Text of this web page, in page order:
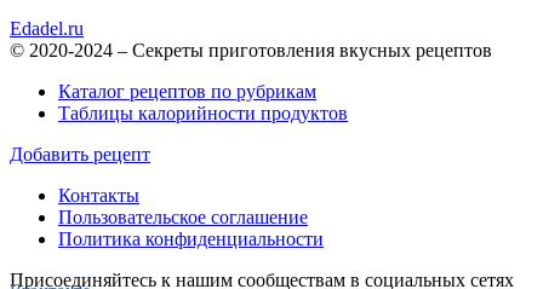
Edadel.ru
© 2020-2024 – Секреты приготовления вкусных рецептов
Каталог рецептов по рубрикам
Таблицы калорийности продуктов
Добавить рецепт
Контакты
Пользовательское соглашение
Политика конфиденциальности
Присоединяйтесь к нашим сообществам в социальных сетях